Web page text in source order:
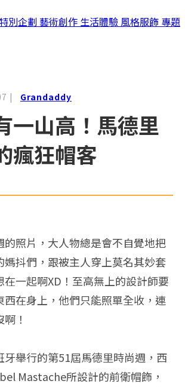
特別企劃 藝術創作 生活體驗 風格服飾 專題
| Grandaddy
一山高！馬德里
瘋狂帽客
的照片，大人物總是會不自覺地把
媽抖們，跟被主人穿上莫名其妙套
一起啊XD！至高無上的設計師要
西在身上，他們只能照單全收，連
！
牙舉行的第51屆馬德里時尚週，西
Mastache所設計的前衛帽飾，